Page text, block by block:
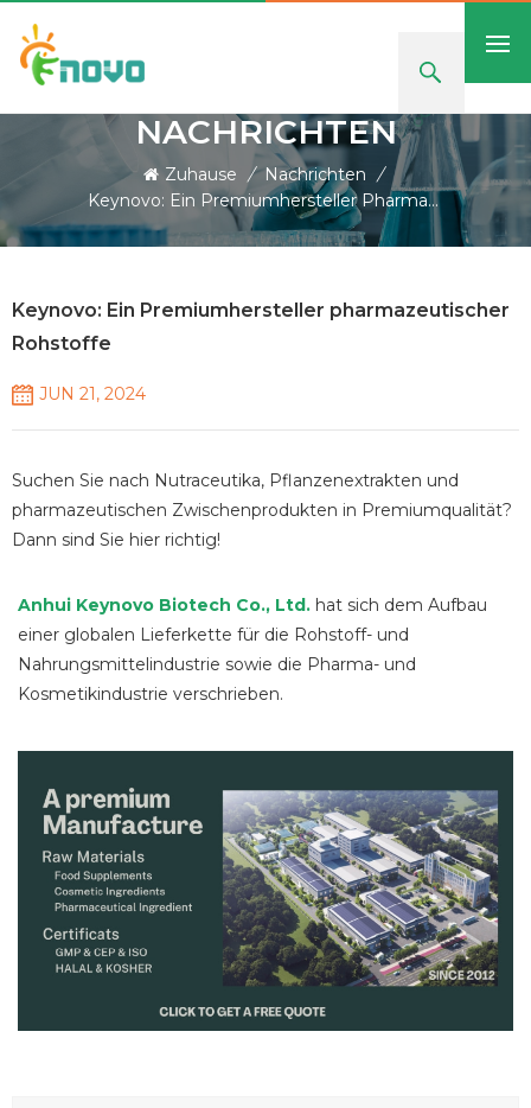
NACHRICHTEN
Zuhause / Nachrichten /
Keynovo: Ein Premiumhersteller Pharmazeutischer Rohstoffe
Keynovo: Ein Premiumhersteller pharmazeutischer
Rohstoffe
JUN 21, 2024
Suchen Sie nach Nutraceutika, Pflanzenextrakten und
pharmazeutischen Zwischenprodukten in Premiumqualität?
Dann sind Sie hier richtig!
Anhui Keynovo Biotech Co., Ltd. hat sich dem Aufbau
einer globalen Lieferkette für die Rohstoff- und
Nahrungsmittelindustrie sowie die Pharma- und
Kosmetikindustrie verschrieben.